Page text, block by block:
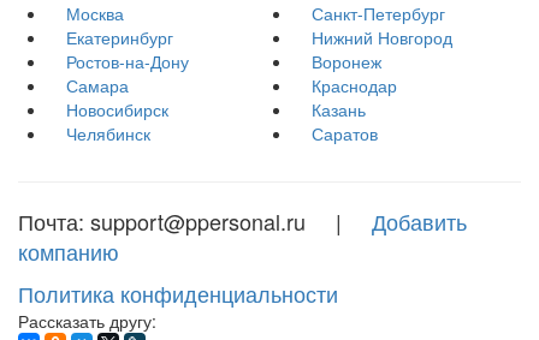
Москва
Санкт-Петербург
Екатеринбург
Нижний Новгород
Ростов-на-Дону
Воронеж
Самара
Краснодар
Новосибирск
Казань
Челябинск
Саратов
Почта: support@ppersonal.ru | Добавить
компанию
Политика конфиденциальности
Рассказать другу: